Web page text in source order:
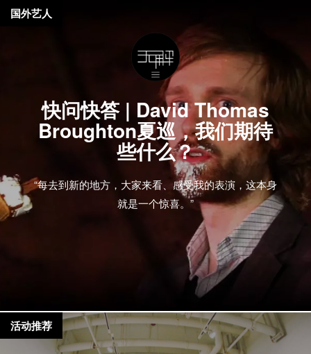
快问快答 | David Thomas
Broughton夏巡，我们期待
些什么？
“每去到新的地方，大家来看、感受我的表演，这本身
就是一个惊喜。”
国外艺人
活动推荐